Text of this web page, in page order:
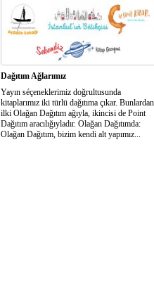
Dağıtım Ağlarımız
Yayın séçeneklerimiz doğrultusunda
kitaplarımız iki türlü dağıtıma çıkar. Bunlardan
ilki Olağan Dağıtım ağıyla, ikincisi de Point
Dağıtım aracılığıyladır. Olağan Dağıtımda:
Olağan Dağıtım, bizim kendi alt yapımız...